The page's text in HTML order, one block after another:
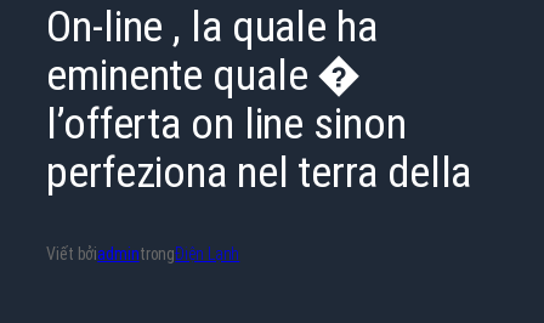
On-line , la quale ha
eminente quale �
l’offerta on line sinon
perfeziona nel terra della
Viết bởiadmintrongĐiện Lạnh